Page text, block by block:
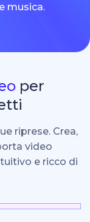
musica.
per
riprese. Crea,
video
e ricco di